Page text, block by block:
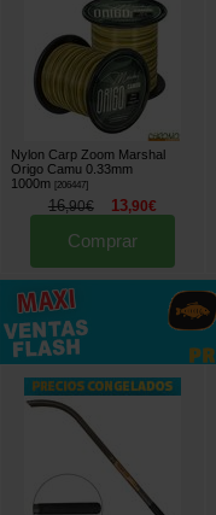
Nylon Carp Zoom Marshal
Origo Camu 0.33mm
1000m [206447]
16,90€ 13,90€
Comprar